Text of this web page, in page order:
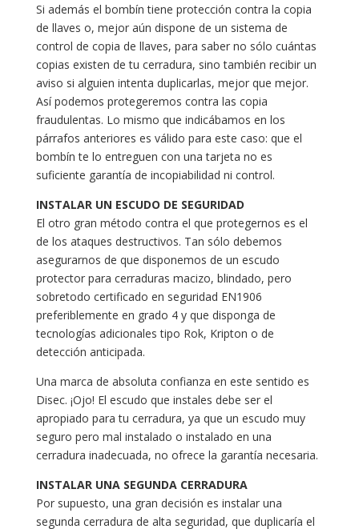
Si además el bombín tiene protección contra la copia
de llaves o, mejor aún dispone de un sistema de
control de copia de llaves, para saber no sólo cuántas
copias existen de tu cerradura, sino también recibir un
aviso si alguien intenta duplicarlas, mejor que mejor.
Así podemos protegeremos contra las copia
fraudulentas. Lo mismo que indicábamos en los
párrafos anteriores es válido para este caso: que el
bombín te lo entreguen con una tarjeta no es
suficiente garantía de incopiabilidad ni control.
INSTALAR UN ESCUDO DE SEGURIDAD
El otro gran método contra el que protegernos es el
de los ataques destructivos. Tan sólo debemos
asegurarnos de que disponemos de un escudo
protector para cerraduras macizo, blindado, pero
sobretodo certificado en seguridad EN1906
preferiblemente en grado 4 y que disponga de
tecnologías adicionales tipo Rok, Kripton o de
detección anticipada.
Una marca de absoluta confianza en este sentido es
Disec. ¡Ojo! El escudo que instales debe ser el
apropiado para tu cerradura, ya que un escudo muy
seguro pero mal instalado o instalado en una
cerradura inadecuada, no ofrece la garantía necesaria.
INSTALAR UNA SEGUNDA CERRADURA
Por supuesto, una gran decisión es instalar una
segunda cerradura de alta seguridad, que duplicaría el